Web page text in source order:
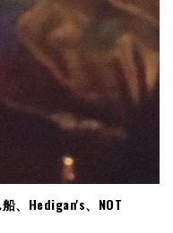
、Hedigan's、NOT